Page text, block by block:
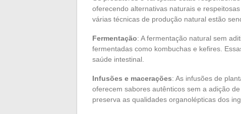
oferecendo alternativas naturais e
várias técnicas de produção natural estão
Fermentação: A fermentação natural sem
fermentadas como kombuchas e kefires.
saúde intestinal.
Infusões e macerações: As infusões de
oferecem sabores autênticos sem a adição
preserva as qualidades organolépticas dos